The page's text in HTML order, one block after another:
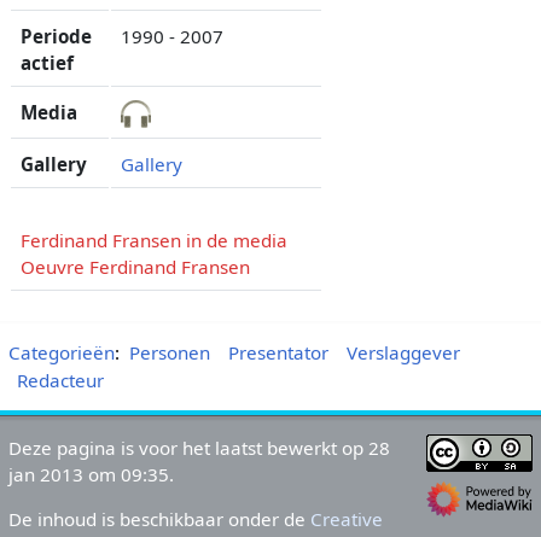
Periode
actief
1990 - 2007
Media
Gallery Gallery
Ferdinand Fransen in de media
Oeuvre Ferdinand Fransen
Categorieën: Personen Presentator
Verslaggever
Redacteur
Deze pagina is voor het laatst bewerkt op 28
jan 2013 om 09:35.
De inhoud is beschikbaar onder de Creative